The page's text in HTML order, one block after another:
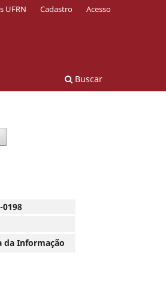
Buscar
UFRN Cadastro Acesso
0198
da Informação